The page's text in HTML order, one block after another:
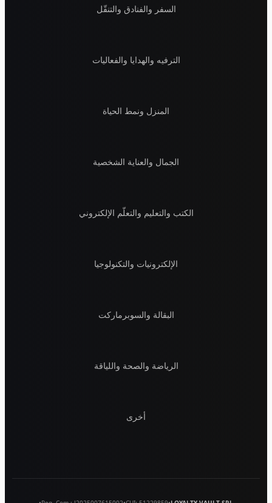
السفر والفنادق والتنقّل
الترفيه والهدايا والفعاليات
المنزل ونمط الحياة
الجمال والعناية الشخصية
الكتب والتعليم والتعلّم الإلكتروني
الإلكترونيات والتكنولوجيا
البقالة والسوبرماركت
الرياضة والصحة واللياقة
أخرى